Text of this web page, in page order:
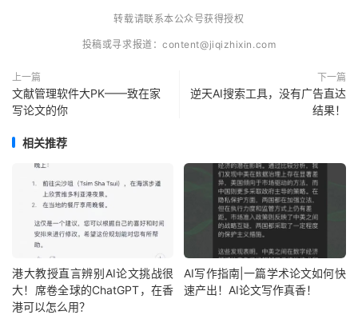
转载请联系本公众号获得授权
投稿或寻求报道：content@jiqizhixin.com
上一篇
文献管理软件大PK——致在家
写论文的你
下一篇
逆天AI搜索工具，没有广告直达
结果！
相关推荐
港大教授直言辨别AI论文挑战很
大！席卷全球的ChatGPT，在香
港可以怎么用？
AI写作指南|一篇学术论文如何快
速产出！AI论文写作真香！